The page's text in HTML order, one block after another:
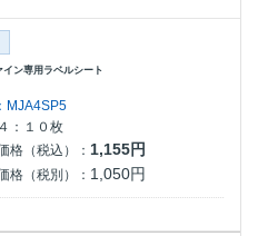
イン専用ラベルシート
MJA4SP5
：１０枚
格（税込）： 1,155円
格（税別）： 1,050円